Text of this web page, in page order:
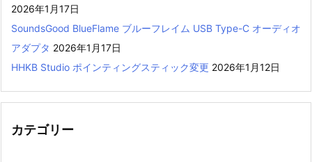
2026年1月17日
SoundsGood BlueFlame ブルーフレイム USB Type-C オーディオ
アダプタ 2026年1月17日
HHKB Studio ポインティングスティック変更 2026年1月12日
カテゴリー